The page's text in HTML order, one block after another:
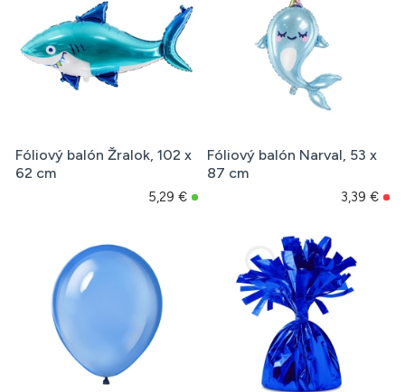
Fóliový balón Žralok, 102 x
62 cm
5,29 €
Fóliový balón Narval, 53 x
87 cm
3,39 €